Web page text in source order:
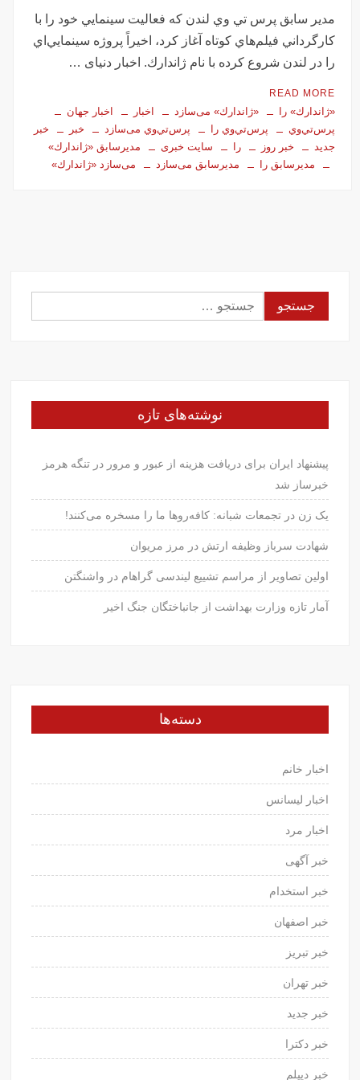
سفر فوری وزیر خارجه پاکستان درباره توافق ایران
اولین جلسه امنیتی ایران و امارات پس از جنگ؟!
سفره عقدی که با پهپاد در میدان انقلاب برپا شد
این سه نفر بد اخلاق‌ترین ایرانی‌های ۲۴ ساعت اخیر هستند
آیت‌الله دژکام: قرآن و عترت کلید هویت و حل مشکلات فرهنگی
جزئیات ناآرامیِ امروز در خیابان جمهوری تهران
مدير سابق پرس تي وي لندن كه فعاليت سينمايي خود را با
كارگرداني فيلم‌هاي كوتاه آغاز كرد، اخيراً پروژه سينمايي‌‌اي
را در لندن شروع كرده با نام ژاندارك. اخبار دنیای …
READ MORE
«ژاندارك» را «ژاندارك» می‌سازد اخبار
اخبار جهان
پرس‌تي‌وي
پرس‌تي‌وي را پرس‌تي‌وي می‌سازد خبر
خبر
جدید
خبر روز را سایت خبری
مديرسابق «ژاندارك»
مديرسابق را
مديرسابق می‌سازد می‌سازد «ژاندارك»
جستجو
برای:
نوشته‌های تازه
پیشنهاد ایران برای دریافت هزینه از عبور و مرور در تنگه هرمز
خبرساز شد
یک زن در تجمعات شبانه: کافه‌روها ما را مسخره می‌کنند!
شهادت سرباز وظیفه ارتش در مرز مریوان
اولین تصاویر از مراسم تشییع لیندسی گراهام در واشنگتن
آمار تازه وزارت بهداشت از جانباختگان جنگ اخیر
دسته‌ها
اخبار خانم
اخبار لیسانس
اخبار مرد
خبر آگهی
خبر استخدام
خبر اصفهان
خبر تبریز
خبر تهران
خبر جدید
خبر دکترا
خبر دیپلم